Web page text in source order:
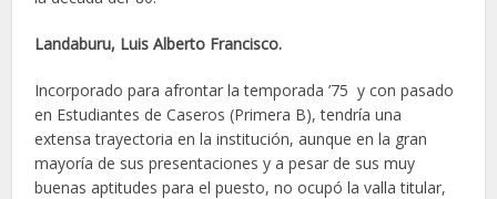
Landaburu, Luis Alberto Francisco.
Incorporado para afrontar la temporada ’75 y con pasado
en Estudiantes de Caseros (Primera B), tendría una
extensa trayectoria en la institución, aunque en la gran
mayoría de sus presentaciones y a pesar de sus muy
buenas aptitudes para el puesto, no ocupó la valla titular,